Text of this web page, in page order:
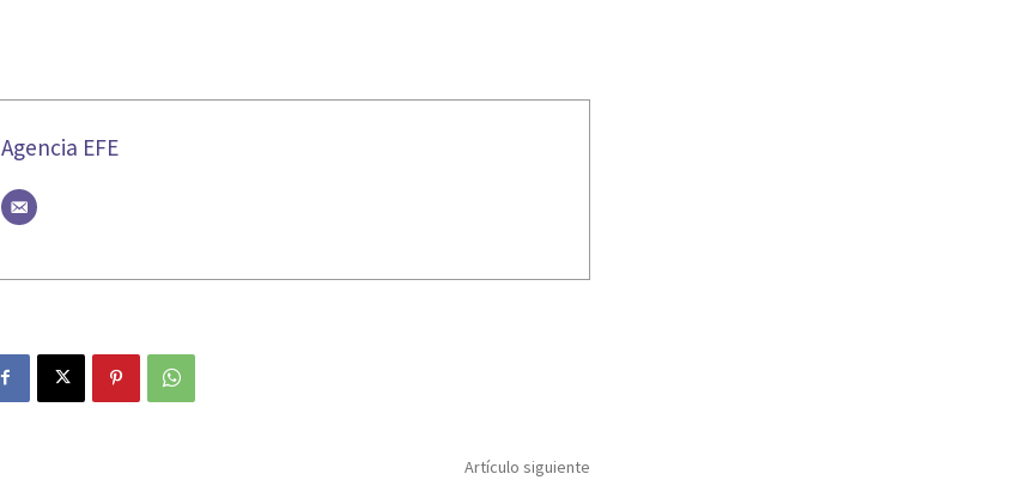
Agencia EFE
Artículo siguiente